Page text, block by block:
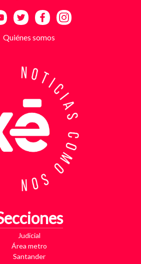
de pesos, dependiendo de
de pago” de cada víctima. A
extendió por varios sectores
más de 200 cámaras de
y privadas, además de analizar
de grabaciones, con el objetivo
de los sospechosos
de comportamiento. Ese
identificar no solo el punto y
del dinero, sino también la
de otras víctimas que habrían
el mismo esquema de
información recopilada, se
que culminó con la captura en
se realizó en el
fueron hallados varios
hacen parte del proceso
una motocicleta utilizada para
dos teléfonos celulares y
presuntamente empleados
Quiénes somos
Judicial
Área metro
Santander